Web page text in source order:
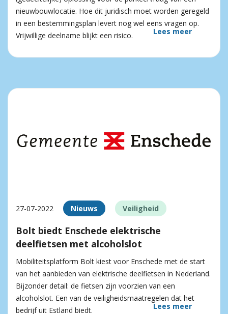
nieuwbouwlocatie. Hoe dit juridisch moet worden geregeld
in een bestemmingsplan levert nog wel eens vragen op.
Vrijwillige deelname blijkt een risico.
Lees meer
27-07-2022 Nieuws Veiligheid
Bolt biedt Enschede elektrische
deelfietsen met alcoholslot
Mobiliteitsplatform Bolt kiest voor Enschede met de start
van het aanbieden van elektrische deelfietsen in Nederland.
Bijzonder detail: de fietsen zijn voorzien van een
alcoholslot. Een van de veiligheidsmaatregelen dat het
bedrijf uit Estland biedt.
Lees meer